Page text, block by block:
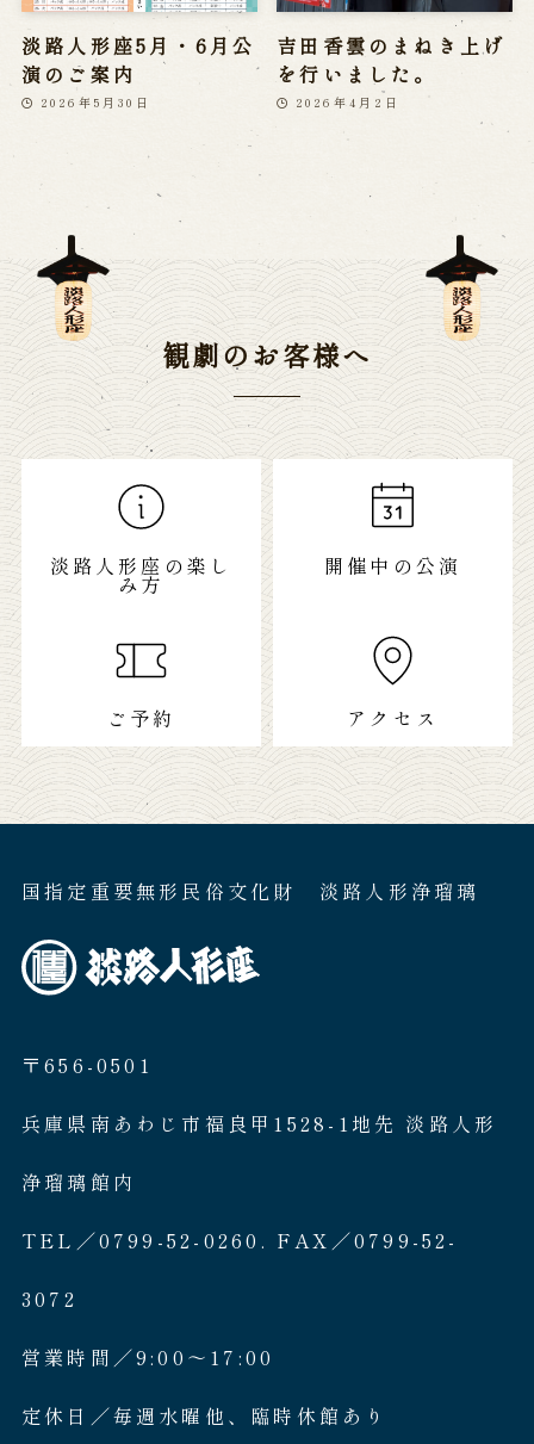
淡路人形座5月・6月公
演のご案内
2026年5月30日
吉田香雲のまねき上げ
を行いました。
2026年4月2日
観劇のお客様へ
淡路人形座の楽し
み方
開催中の公演
ご予約 アクセス
国指定重要無形民俗文化財 淡路人形浄瑠璃
〒656-0501
兵庫県南あわじ市福良甲1528-1地先 淡路人形
浄瑠璃館内
TEL／0799-52-0260. FAX／0799-52-
3072
営業時間／9:00〜17:00
定休日／毎週水曜他、臨時休館あり